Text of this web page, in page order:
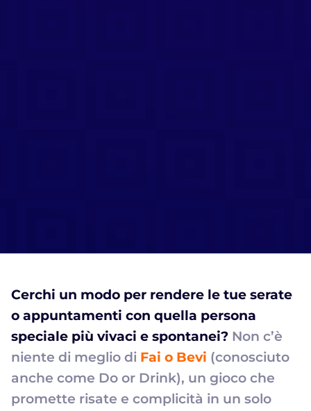
Cerchi un modo per rendere le tue serate
o appuntamenti con quella persona
speciale più vivaci e spontanei? Non c’è
niente di meglio di Fai o Bevi (conosciuto
anche come Do or Drink), un gioco che
promette risate e complicità in un solo